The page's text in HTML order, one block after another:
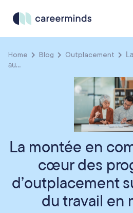
Home Blog Outplacement
au...
La montée en
cœur des
d’outplacement
du travail en